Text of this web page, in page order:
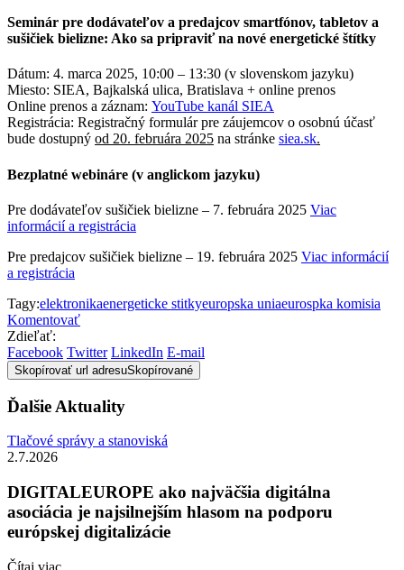
Seminár pre dodávateľov a predajcov smartfónov, tabletov a
sušičiek bielizne: Ako sa pripraviť na nové energetické štítky
Dátum: 4. marca 2025, 10:00 – 13:30 (v slovenskom jazyku)
Miesto: SIEA, Bajkalská ulica, Bratislava + online prenos
Online prenos a záznam: YouTube kanál SIEA
Registrácia: Registračný formulár pre záujemcov o osobnú účasť
bude dostupný od 20. februára 2025 na stránke siea.sk.
Bezplatné webináre (v anglickom jazyku)
Pre dodávateľov sušičiek bielizne – 7. februára 2025 Viac
informácií a registrácia
Pre predajcov sušičiek bielizne – 19. februára 2025 Viac informácií
a registrácia
Tagy:elektronikaenergeticke stitkyeuropska uniaeurospka komisia
Komentovať
Zdieľať:
Facebook Twitter LinkedIn E-mail
Skopírovať url adresuSkopírované
Ďalšie Aktuality
Tlačové správy a stanoviská
2.7.2026
DIGITALEUROPE ako najväčšia digitálna
asociácia je najsilnejším hlasom na podporu
európskej digitalizácie
Čítaj viac